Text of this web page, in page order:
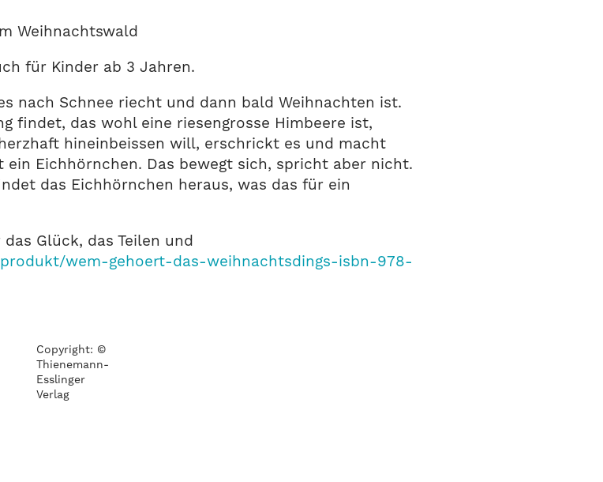
Weihnachtswald
für Kinder ab 3 Jahren.
nach Schnee riecht und dann bald Weihnachten ist.
findet, das wohl eine riesengrosse Himbeere ist,
hineinbeissen will, erschrickt es und macht
Eichhörnchen. Das bewegt sich, spricht aber nicht.
das Eichhörnchen heraus, was das für ein
Glück, das Teilen und
wem-gehoert-das-weihnachtsdings-isbn-978-
Copyright: ©
Thienemann-
Esslinger
Verlag